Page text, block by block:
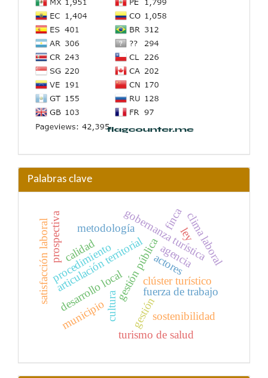
Palabras clave
desarrollo local fuerza de trabajo
gestión pública
articulación territorialclúster turístico
gobernanza turística
satisfacción laboralprocedimiento
gestión
clima laboral
metodología
prospectiva
turismo de salud
actores
cultura
agencia
sostenibilidad
municipio
ley
calidad
finca